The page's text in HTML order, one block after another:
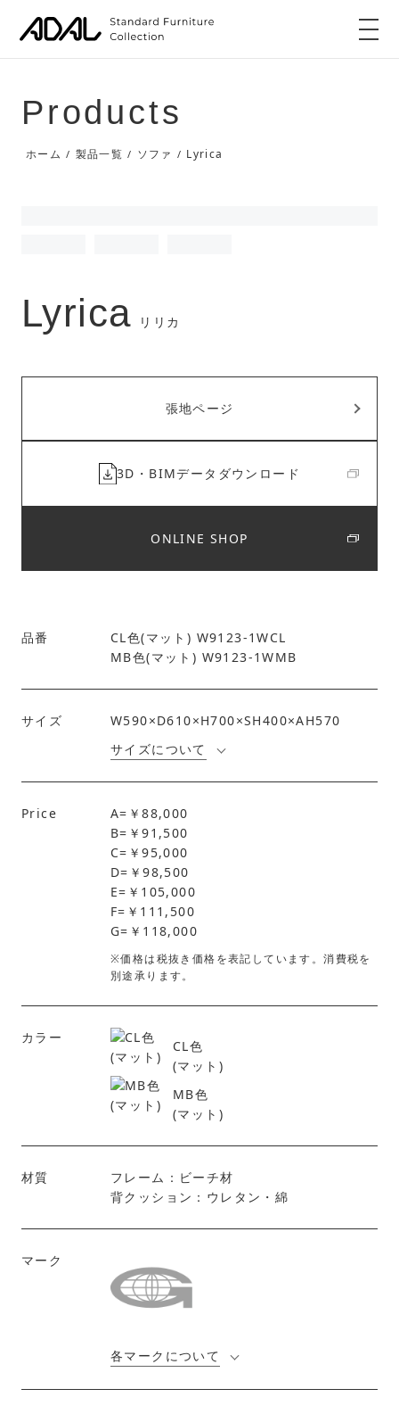
Products
ホーム / 製品一覧 / ソファ / Lyrica
Lyrica リリカ
張地ページ
3D・BIMデータダウンロード
ONLINE SHOP
品番
CL色(マット) W9123-1WCL
MB色(マット) W9123-1WMB
サイズ
W590×D610×H700×SH400×AH570
サイズについて
Price
A=￥88,000
B=￥91,500
C=￥95,000
D=￥98,500
E=￥105,000
F=￥111,500
G=￥118,000
※価格は税抜き価格を表記しています。消費税を
別途承ります。
カラー
CL色
(マット)
MB色
(マット)
材質
フレーム：ビーチ材
背クッション：ウレタン・綿
マーク
各マークについて